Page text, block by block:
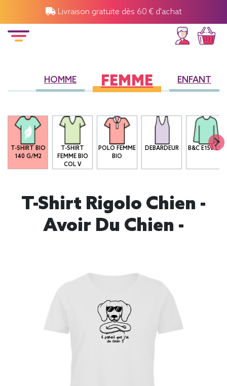
Livraison gratuite dès 60 € d'achat
HOMME FEMME ENFANT
T-SHIRT BIO
140 G/M2
T-SHIRT
FEMME BIO
COL V
POLO FEMME
BIO
DEBARDEUR B&C E150 LSL
T-Shirt Rigolo Chien -
Avoir Du Chien -